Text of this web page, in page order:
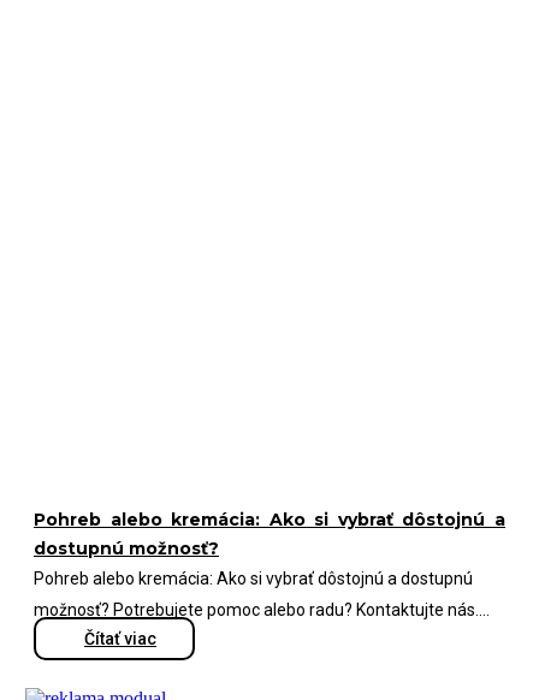
Pohreb alebo kremácia: Ako si vybrať dôstojnú a
dostupnú možnosť?
Pohreb alebo kremácia: Ako si vybrať dôstojnú a dostupnú
možnosť? Potrebujete pomoc alebo radu? Kontaktujte nás....
Čítať viac